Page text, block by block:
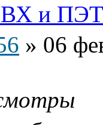
и ПЭТ
» 06